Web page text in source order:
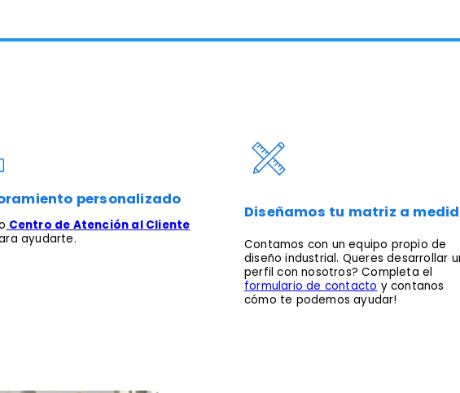
personalizado
Centro de Atención al Cliente
ayudarte.
Diseñamos tu matriz a
Contamos con un equipo propio de
diseño industrial. Queres desarrollar
perfil con nosotros? Completa el
formulario de contacto y contanos
cómo te podemos ayudar!